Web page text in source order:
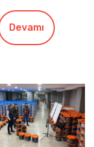
Devamı